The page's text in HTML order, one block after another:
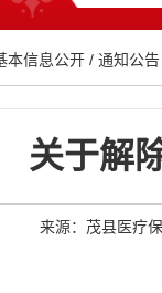
本信息公开 / 通知公告
关于解
来源：茂县医疗